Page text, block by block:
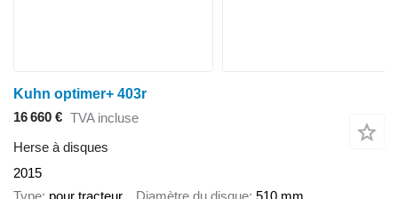
Kuhn optimer+ 403r
16 660 € TVA incluse
Herse à disques
2015
Type pour tracteur Diamètre du disque 510 mm